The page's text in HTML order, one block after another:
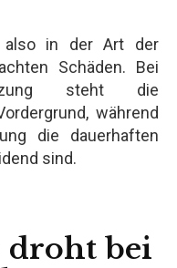
also in der Art der
Schäden. Bei
steht die
während
die dauerhaften
sind.
droht bei